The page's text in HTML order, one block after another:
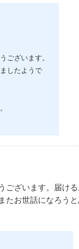
ございます。
したようで
ございます。届け
お世話になろうと